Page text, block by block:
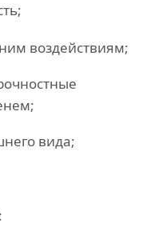
воздействиям;
вида;